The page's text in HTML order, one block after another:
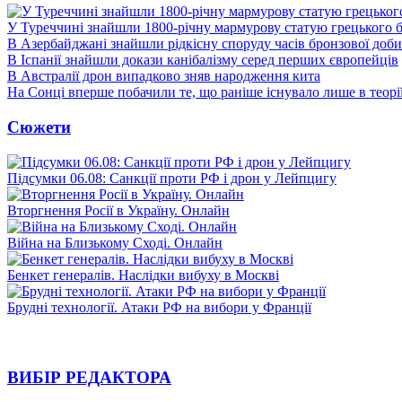
У Туреччині знайшли 1800-річну мармурову статую грецького
В Азербайджані знайшли рідкісну споруду часів бронзової доби
В Іспанії знайшли докази канібалізму серед перших європейців
В Австралії дрон випадково зняв народження кита
На Сонці вперше побачили те, що раніше існувало лише в
Сюжети
Підсумки 06.08: Санкції проти РФ і дрон у Лейпцигу
Вторгнення Росії в Україну. Онлайн
Війна на Близькому Сході. Онлайн
Бенкет генералів. Наслідки вибуху в Москві
Брудні технології. Атаки РФ на вибори у Франції
ВИБІР РЕДАКТОРА